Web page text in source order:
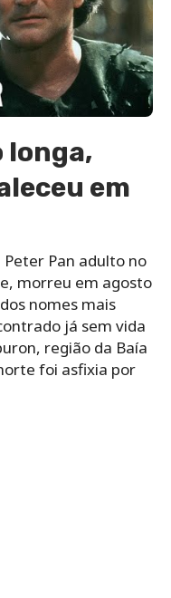
longa,
em
Pan adulto no
morreu em agosto
nomes mais
já sem vida
região da Baía
foi asfixia por